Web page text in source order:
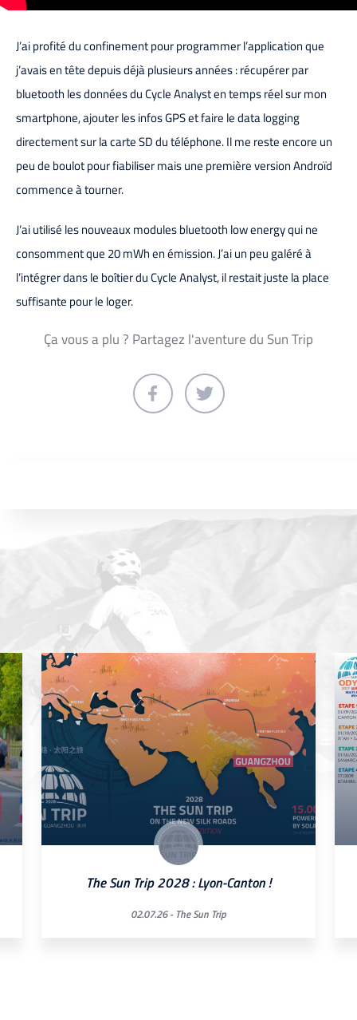
J’ai profité du confinement pour programmer l’application que
j’avais en tête depuis déjà plusieurs années : récupérer par
bluetooth les données du Cycle Analyst en temps réel sur mon
smartphone, ajouter les infos GPS et faire le data logging
directement sur la carte SD du téléphone. Il me reste encore un
peu de boulot pour fiabiliser mais une première version Androïd
commence à tourner.
J’ai utilisé les nouveaux modules bluetooth low energy qui ne
consomment que 20 mWh en émission. J’ai un peu galéré à
l’intégrer dans le boîtier du Cycle Analyst, il restait juste la place
suffisante pour le loger.
Ça vous a plu ? Partagez l'aventure du Sun Trip
The Sun Trip 2028 : Lyon-Canton !
02.07.26 - The Sun Trip